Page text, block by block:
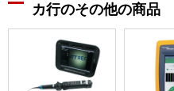
カ行のその他の商品